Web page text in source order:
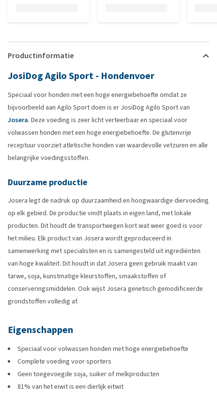
Productinformatie
JosiDog Agilo Sport - Hondenvoer
Speciaal voor honden met een hoge energiebehoefte omdat ze
bijvoorbeeld aan Agilo Sport doen is er JosiDog Agilo Sport van
Josera. Deze voeding is zeer licht verteerbaar en speciaal voor
volwassen honden met een hoge energiebehoefte. De glutenvrije
receptuur voorziet atletische honden van waardevolle vetzuren en alle
belangrijke voedingsstoffen.
Duurzame productie
Josera legt de nadruk op duurzaamheid en hoogwaardige diervoeding
op elk gebied. De productie vindt plaats in eigen land, met lokale
producten. Dit houdt de transportwegen kort wat weer goed is voor
het milieu. Elk product van Josera wordt geproduceerd in
samenwerking met specialisten en is samengesteld uit ingrediënten
van hoge kwaliteit. Dit houdt in dat Josera geen gebruik maakt van
tarwe, soja, kunstmatige kleurstoffen, smaakstoffen of
conserveringsmiddelen. Ook wijst Josera genetisch gemodificeerde
grondstoffen volledig af.
Eigenschappen
Speciaal voor volwassen honden met hoge energiebehoefte
Complete voeding voor sporters
Geen toegevoegde soja, suiker of melkproducten
81% van het eiwit is een dierlijk eitwit